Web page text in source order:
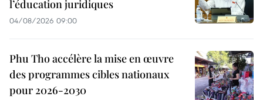
l’éducation juridiques
04/08/2026 09:00
Phu Tho accélère la mise en œuvre
des programmes cibles nationaux
pour 2026-2030